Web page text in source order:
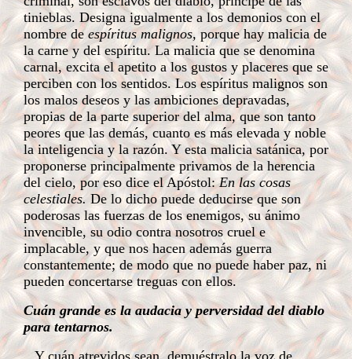
tinieblas. Designa igualmente a los demonios con el
nombre deespíritus malignos, porque hay malicia de
la carne y del espíritu. La malicia que se denomina
carnal, excita el apetito a los gustos y placeres que se
perciben con los sentidos. Los espíritus malignos son
los malos deseos y las ambiciones depravadas,
propias de la parte superior del alma, que son tanto
peores que las demás, cuanto es más elevada y noble
la inteligencia y la razón. Y esta malicia satánica, por
proponerse principalmente privamos de la herencia
del cielo, por eso dice el Apóstol:En las cosas
celestiales. De lo dicho puede deducirse que son
poderosas las fuerzas de los enemigos, su ánimo
invencible, su odio contra nosotros cruel e
implacable, y que nos hacen además guerra
constantemente; de modo que no puede haber paz, ni
pueden concertarse treguas con ellos.
Cuán grande es la audacia y perversidad del diablo
para tentarnos.
Y cuán atrevidos sean, demuéstralo la voz de